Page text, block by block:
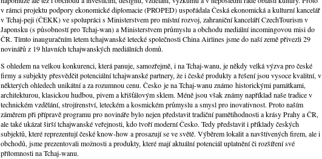
v rámci projektu podpory ekonomické diplomacie (PROPED) uspořádala Česká ekonomická a kulturní kancelář
v Tchaj-peji (ČEKK) ve spolupráci s Ministerstvem pro místní rozvoj, zahraniční kanceláří CzechTourism v
Japonsku (s působností pro Tchaj-wan) a Ministerstvem průmyslu a obchodu mediální incomingovou misi do
ČR. Tímto inauguračním letem tchajwanské letecké společnosti China Airlines jsme do naší země přivezli 29
novinářů z 19 hlavních tchajwanských mediálních domů.
S ohledem na velkou konkurenci, která panuje, samozřejmě, i na Tchaj-wanu, je někdy velká výzva pro české
firmy a subjekty přesvědčit potenciální tchajwanské partnery, že i české produkty a řešení jsou vysoce kvalitní, v
některých ohledech unikátní a za rozumnou cenu. Česko je na Tchaj-wanu známo historickými památkami,
architekturou, klasickou hudbou, pivem a křišťálovým sklem. Méně jsou však známy například naše tradice v
technickém vzdělání, strojírenství, leteckém a kosmickém průmyslu a smysl pro inovativnost. Proto naším
záměrem při přípravě programu pro novináře bylo nejen představit tradiční pamětihodnosti a krásy Prahy a ČR,
ale také ukázat širší tchajwanské veřejnosti, kdo tvoří moderní Česko. Tedy představit i příklady českých
subjektů, které reprezentují české know-how a prosazují se ve světě. Výběrem lokalit a navštívených firem, ale i
obchodů, jsme prezentovali možnosti a produkty, které mají aktuální potenciál uplatnění či rozšíření své
přítomnosti na Tchaj-wanu.